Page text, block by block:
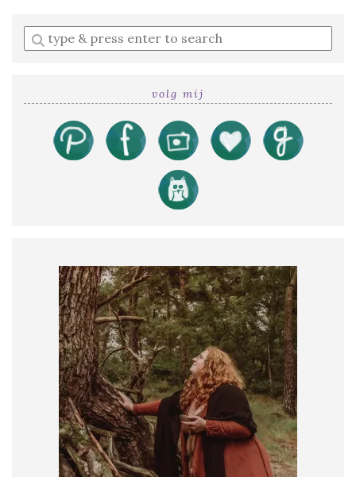
Enter
a
volg mij